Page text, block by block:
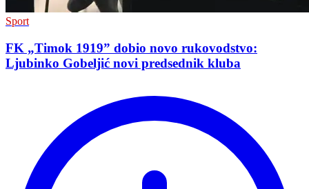
Sport
FK „Timok 1919” dobio novo rukovodstvo:
Ljubinko Gobeljić novi predsednik kluba